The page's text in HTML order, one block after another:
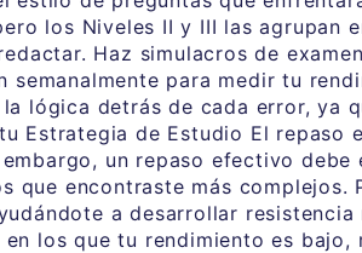
los Niveles II y III las agrupan
Haz simulacros de
para medir tu
lógica detrás de cada error, ya
Estrategia de Estudio El repaso
un repaso efectivo
que encontraste más complejos.
a desarrollar
los que tu rendimiento es bajo,